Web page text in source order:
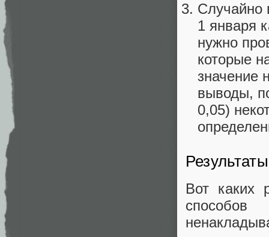
Случайно
1 января
нужно
которые
значение
выводы,
0,05)
Результаты
Вот каких